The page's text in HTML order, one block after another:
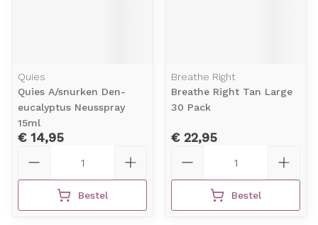
Quies
Quies A/snurken Den-
eucalyptus Neusspray
15ml
€ 14,95
Bestel
Breathe Right
Breathe Right Tan Large
30 Pack
€ 22,95
Bestel